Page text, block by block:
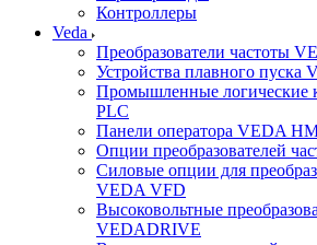
Контроллеры
Veda
Преобразователи частоты
Устройства плавного пуска
Промышленные логические
PLC
Панели оператора VEDA
Опции преобразователей
Силовые опции для
VEDA VFD
Высоковольтные
VEDADRIVE